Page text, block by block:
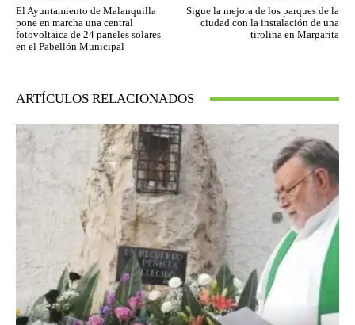
El Ayuntamiento de Malanquilla
pone en marcha una central
fotovoltaica de 24 paneles solares
en el Pabellón Municipal
Sigue la mejora de los parques de la
ciudad con la instalación de una
tirolina en Margarita
ARTÍCULOS RELACIONADOS